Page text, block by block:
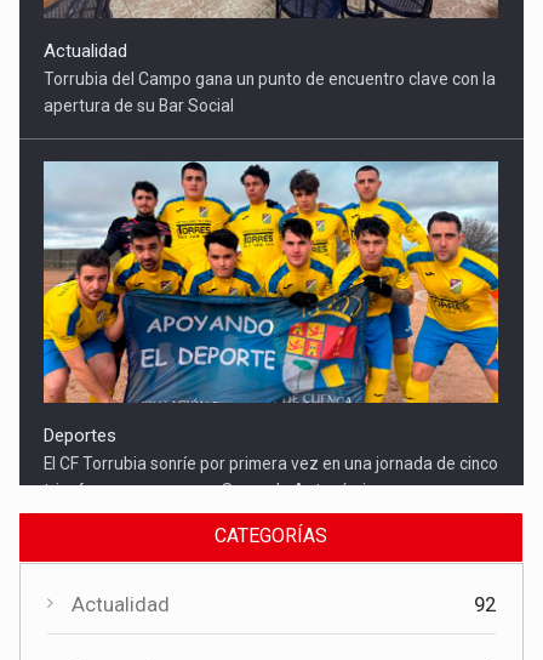
Actualidad
Torrubia del Campo gana un punto de encuentro clave con la
apertura de su Bar Social
Deportes
El CF Torrubia sonríe por primera vez en una jornada de cinco
triunfos conquenses en Segunda Autonómica
CATEGORÍAS
Actualidad 92